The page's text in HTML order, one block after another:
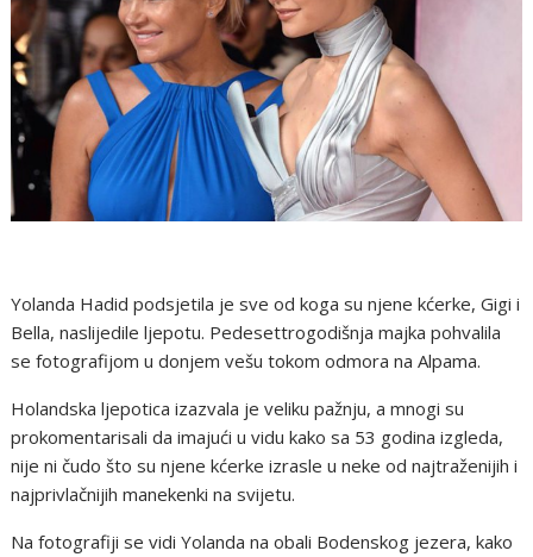
Yolanda Hadid podsjetila je sve od koga su njene kćerke, Gigi i
Bella, naslijedile ljepotu. Pedesettrogodišnja majka pohvalila
se fotografijom u donjem vešu tokom odmora na Alpama.
Holandska ljepotica izazvala je veliku pažnju, a mnogi su
prokomentarisali da imajući u vidu kako sa 53 godina izgleda,
nije ni čudo što su njene kćerke izrasle u neke od najtraženijih i
najprivlačnijih manekenki na svijetu.
Na fotografiji se vidi Yolanda na obali Bodenskog jezera, kako